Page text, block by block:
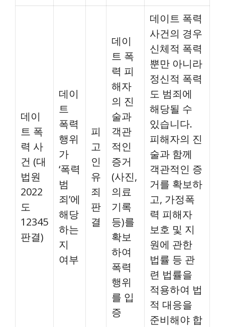
데이
트 폭
력 사
건 (대
법원
2022
도
12345
판결)
데이
트
폭력
행위
가
‘폭력
범
죄’에
해당
하는
지
여부
피
고
인
유
죄
판
결
데이
트 폭
력 피
해자
의 진
술과
객관
적인
증거
(사진,
의료
기록
등)를
확보
하여
폭력
행위
를 입
증
데이트 폭력
사건의 경우
신체적 폭력
뿐만 아니라
정신적 폭력
도 범죄에
해당될 수
있습니다.
피해자의 진
술과 함께
객관적인 증
거를 확보하
고, 가정폭
력 피해자
보호 및 지
원에 관한
법률 등 관
련 법률을
적용하여 법
적 대응을
준비해야 합